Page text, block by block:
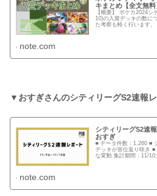
キまとめ【全文無
【概要】 ポケカ2024
10)の入賞デッキの数に
た考察も軽く行います
note.com
▼おすぎさんのシティリーグS2速報
シティリーグS2速
おすぎ
■ データ件数：1,260 ■
デッキが首位返り咲き ■
な変動 集計期間：11/10
note.com